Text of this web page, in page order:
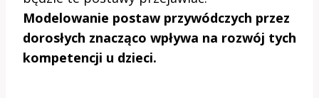
Modelowanie postaw przywódczych przez
dorosłych znacząco wpływa na rozwój tych
kompetencji u dzieci.